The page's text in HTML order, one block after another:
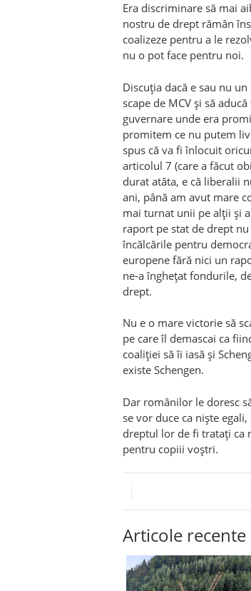
Era discriminare să mai
nostru de drept rămân
coalizeze pentru a le
nu o pot face pentru noi.
Discuția dacă e sau nu
scape de MCV și să
guvernare unde era
promitem ce nu putem
spus că va fi înlocuit
articolul 7 (care a făcut
durat atâta, e că liberalii
ani, până am avut mare
mai turnat unii pe alții și
raport pe stat de drept
încălcările pentru
europene fără nici un
ne-a înghețat fondurile,
drept.
Nu e o mare victorie să
pe care îl demascai ca
coaliției să îi iasă și
existe Schengen.
Dar românilor le doresc
se vor duce ca niște
dreptul lor de fi tratați ca
pentru copiii voștri.
Articole recente